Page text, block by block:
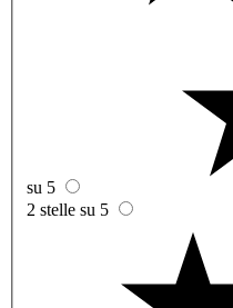
su 5
2 stelle su 5